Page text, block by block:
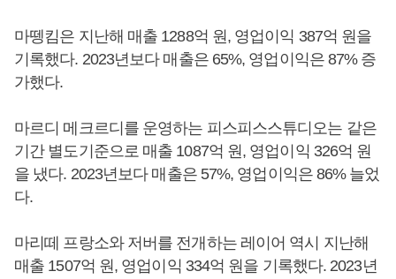
마뗑킴은 지난해 매출 1288억 원, 영업이익 387억 원을
기록했다. 2023년보다 매출은 65%, 영업이익은 87% 증
가했다.
마르디 메크르디를 운영하는 피스피스스튜디오는 같은
기간 별도기준으로 매출 1087억 원, 영업이익 326억 원
을 냈다. 2023년보다 매출은 57%, 영업이익은 86% 늘었
다.
마리떼 프랑소와 저버를 전개하는 레이어 역시 지난해
매출 1507억 원, 영업이익 334억 원을 기록했다. 2023년